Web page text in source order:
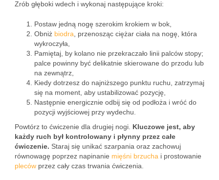
Zrób głęboki wdech i wykonaj następujące kroki:
Postaw jedną nogę szerokim krokiem w bok,
Obniż biodra , przenosząc ciężar ciała na nogę, która
wykroczyła,
Pamiętaj, by kolano nie przekraczało linii palców stopy;
palce powinny być delikatnie skierowane do przodu lub
na zewnątrz,
Kiedy dotrzesz do najniższego punktu ruchu, zatrzymaj
się na moment, aby ustabilizować pozycję,
Następnie energicznie odbij się od podłoża i wróć do
pozycji wyjściowej przy wydechu.
Powtórz to ćwiczenie dla drugiej nogi. Kluczowe jest, aby
każdy ruch był kontrolowany i płynny przez całe
ćwiczenie. Staraj się unikać szarpania oraz zachowuj
równowagę poprzez napinanie mięśni brzucha i prostowanie
pleców przez cały czas trwania ćwiczenia.